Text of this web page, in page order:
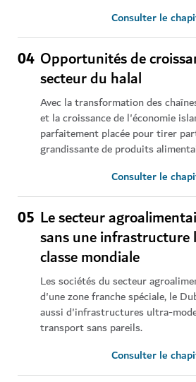
Consulter le
04 Opportunités de
secteur du halal
Avec la transformation des
et la croissance de l'économie
parfaitement placée pour tirer
grandissante de produits
Consulter le
05 Le secteur
sans une infrastructure
classe mondiale
Les sociétés du secteur
d'une zone franche spéciale, le
aussi d'infrastructures ultra-
transport sans pareils.
Consulter le